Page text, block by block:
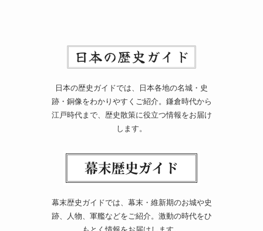
日本の歴史ガイドでは、日本各地の名城・史
跡・銅像をわかりやすくご紹介。鎌倉時代から
江戸時代まで、歴史散策に役立つ情報をお届け
します。
幕末歴史ガイドでは、幕末・維新期のお城や史
跡、人物、軍艦などをご紹介。激動の時代をひ